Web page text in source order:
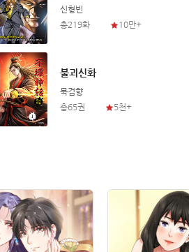
신형빈
총219화
10만+
불괴신화
묵검향
총65권
5천+